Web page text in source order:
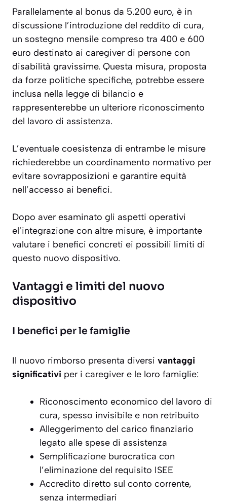
Parallelamente al bonus da 5.200 euro, è in
discussione l’introduzione del reddito di cura,
un sostegno mensile compreso tra 400 e 600
euro destinato ai caregiver di persone con
disabilità gravissime. Questa misura, proposta
da forze politiche specifiche, potrebbe essere
inclusa nella legge di bilancio e
rappresenterebbe un ulteriore riconoscimento
del lavoro di assistenza.
L’eventuale coesistenza di entrambe le misure
richiederebbe un coordinamento normativo per
evitare sovrapposizioni e garantire equità
nell’accesso ai benefici.
Dopo aver esaminato gli aspetti operativi
el’integrazione con altre misure, è importante
valutare i benefici concreti ei possibili limiti di
questo nuovo dispositivo.
Vantaggi e limiti del nuovo
dispositivo
I benefici per le famiglie
Il nuovo rimborso presenta diversi vantaggi
significativi per i caregiver e le loro famiglie:
Riconoscimento economico del lavoro di
cura, spesso invisibile e non retribuito
Alleggerimento del carico finanziario
legato alle spese di assistenza
Semplificazione burocratica con
l’eliminazione del requisito ISEE
Accredito diretto sul conto corrente,
senza intermediari